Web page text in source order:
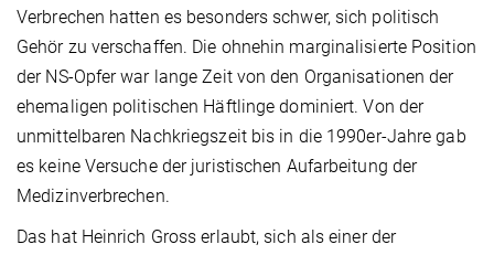
Verbrechen hatten es besonders schwer, sich politisch
Gehör zu verschaffen. Die ohnehin marginalisierte Position
der NS-Opfer war lange Zeit von den Organisationen der
ehemaligen politischen Häftlinge dominiert. Von der
unmittelbaren Nachkriegszeit bis in die 1990er-Jahre gab
es keine Versuche der juristischen Aufarbeitung der
Medizinverbrechen.
Das hat Heinrich Gross erlaubt, sich als einer der